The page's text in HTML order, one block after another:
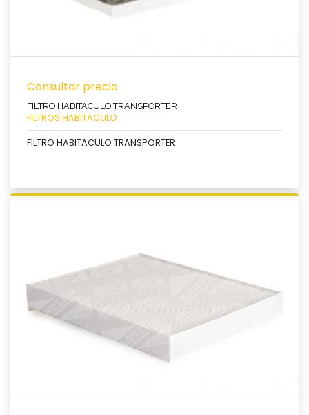
Consultar precio
FILTRO HABITACULO TRANSPORTER
FILTROS HABITACULO
FILTRO HABITACULO TRANSPORTER
Ver producto